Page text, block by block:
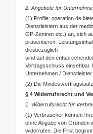
2. Angebote für
(1) Profile: operation.de
Dienstleistern aus der
OP-Zentren etc.) an, sich
präsentieren.
diesbezüglich
sind auf den
Vertragsschluss einsehbar.
Unternehmen / Dienstleister
(2) Die
§ 4 Widerrufsrecht und
1. Widerrufsrecht für
(1) Verbraucher können
ohne Angabe von Gründen
widerrufen. Die Frist